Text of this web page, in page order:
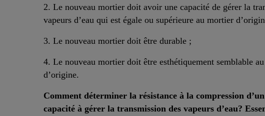
2. Le nouveau mortier doit avoir une capacité de gérer la
vapeurs d’eau qui est égale ou supérieure au mortier
3. Le nouveau mortier doit être durable ;
4. Le nouveau mortier doit être esthétiquement semblable
d’origine.
Comment déterminer la résistance à la compression
capacité à gérer la transmission des vapeurs d’eau?